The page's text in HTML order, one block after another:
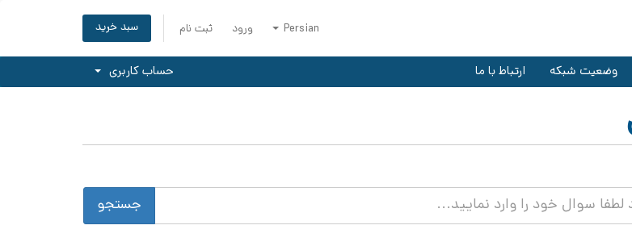
Persian ورود ثبت نام سبد خرید
وضعیت شبکه ارتباط با ما حساب کاربری